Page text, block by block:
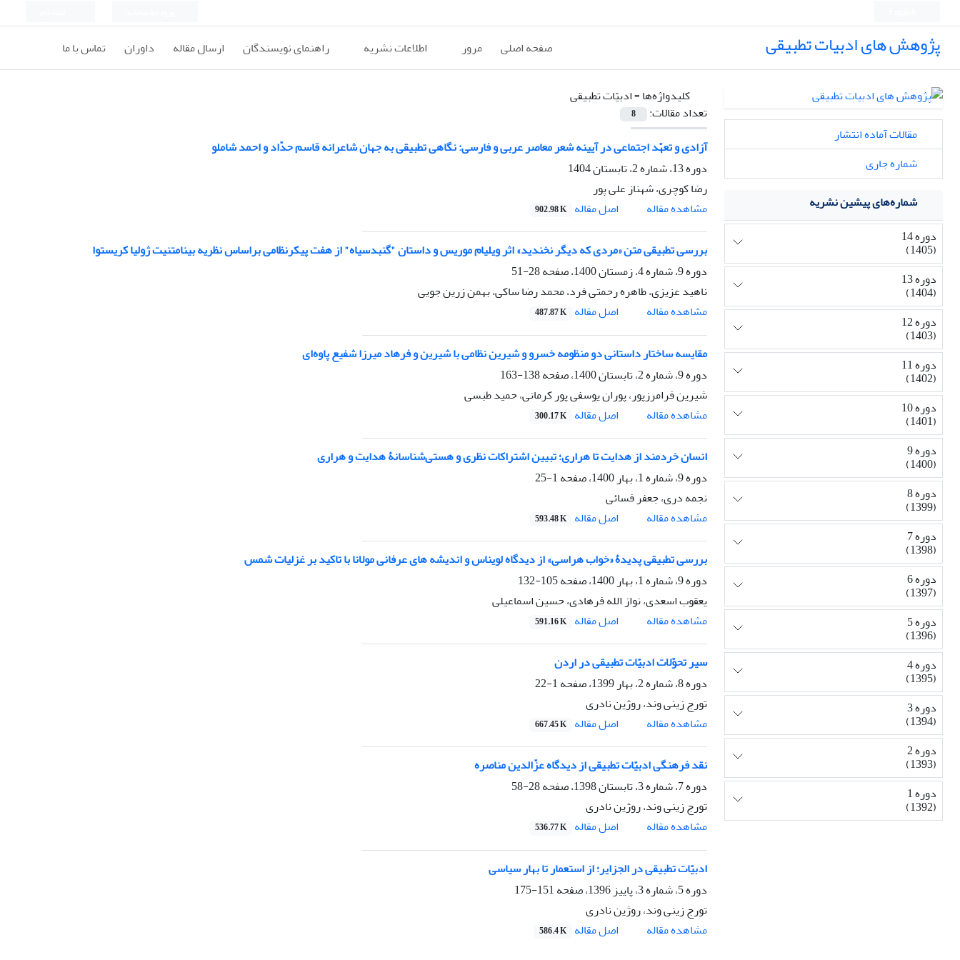
پژوهش های ادبیات تطبیقی صفحه اصلی مرور اطلاعات نشریه راهنمای نویسندگان ارسال مقاله داوران تماس با ما
کلیدواژه‌ها =ادبیّات تطبیقی
تعداد مقالات:
8
آزادی و تعهّد اجتماعی در آیینه شعر معاصر عربی و فارسی: نگاهی تطبیقی به جهان شاعرانه قاسم حدّاد و احمد شاملو
دوره 13، شماره 2، تابستان 1404
رضا کوچری، شهناز علی پور
مشاهده مقاله
اصل مقاله 902.98 K
بررسی تطبیقی متن «مردی که دیگر نخندید» اثر ویلیام موریس و داستان "گنبدسیاه" از هفت پیکرنظامی‌ براساس نظریه بینامتنیت ژولیا کریستوا
دوره 9، شماره 4، زمستان 1400، صفحه
28-51
ناهید عزیزی، طاهره رحمتی فرد، محمد رضا ساکی، بهمن زرین جویی
مشاهده مقاله
اصل مقاله 487.87 K
مقایسه ساختار داستانی دو منظومه خسرو و شیرین نظامی با شیرین و فرهاد میرزا شفیع پاوه‌ای
دوره 9، شماره 2، تابستان 1400، صفحه
138-163
شیرین فرامرزپور، پوران یوسفی پور کرمانی، حمید طبسی
مشاهده مقاله
اصل مقاله 300.17 K
انسان خردمند از هدایت تا هراری؛ تبیین اشتراکات نظری و هستی‌شناسانۀ هدایت و هراری
دوره 9، شماره 1، بهار 1400، صفحه
1-25
نجمه دری، جعفر فسائی
مشاهده مقاله
اصل مقاله 593.48 K
بررسی تطبیقی پدیدۀ «خواب هراسی» از دیدگاه لویناس و اندیشه های عرفانی مولانا با تاکید بر غزلیات شمس
دوره 9، شماره 1، بهار 1400، صفحه
105-132
یعقوب اسعدی، نواز الله فرهادی، حسین اسماعیلی
مشاهده مقاله
اصل مقاله 591.16 K
سیر تحوّلات ادبیّات تطبیقی در اردن
دوره 8، شماره 2، بهار 1399، صفحه
1-22
تورج زینی وند، روژین نادری
مشاهده مقاله
اصل مقاله 667.45 K
نقد فرهنگی ادبیّات تطبیقی از دیدگاه عزّالدین مناصره
دوره 7، شماره 3، تابستان 1398، صفحه
28-58
تورج زینی وند، روژین نادری
مشاهده مقاله
اصل مقاله 536.77 K
ادبیّات تطبیقی در الجزایر؛ از استعمار تا بهار سیاسی
دوره 5، شماره 3، پاییز 1396، صفحه
151-175
تورج زینی وند، روژین نادری
مشاهده مقاله
اصل مقاله 586.4 K
مقالات آماده انتشار
شماره جاری
شماره‌های پیشین نشریه
دوره 14
(1405)
دوره 13
(1404)
دوره 12
(1403)
دوره 11
(1402)
دوره 10
(1401)
دوره 9
(1400)
دوره 8
(1399)
دوره 7
(1398)
دوره 6
(1397)
دوره 5
(1396)
دوره 4
(1395)
دوره 3
(1394)
دوره 2
(1393)
دوره 1
(1392)